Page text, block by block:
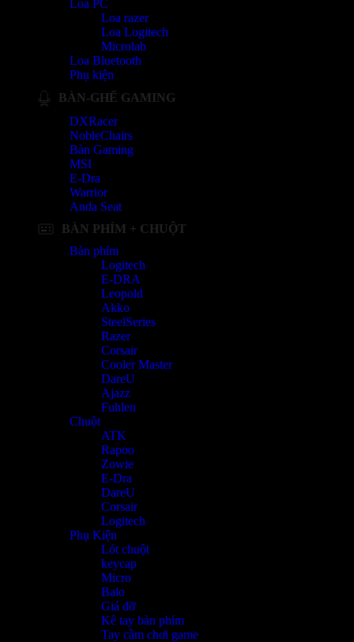
Loa PC
Loa razer
Loa Logitech
Microlab
Loa Bluetooth
Phụ kiện
BÀN-GHẾ GAMING
DXRacer
NobleChairs
Bàn Gaming
MSI
E-Dra
Warrior
Anda Seat
BÀN PHÍM + CHUỘT
Bàn phím
Logitech
E-DRA
Leopold
Akko
SteelSeries
Razer
Corsair
Cooler Master
DareU
Ajazz
Fuhlen
Chuột
ATK
Rapoo
Zowie
E-Dra
DareU
Corsair
Logitech
Phụ Kiện
Lót chuột
keycap
Micro
Balo
Giá đỡ
Kê tay bàn phím
Tay cầm chơi game